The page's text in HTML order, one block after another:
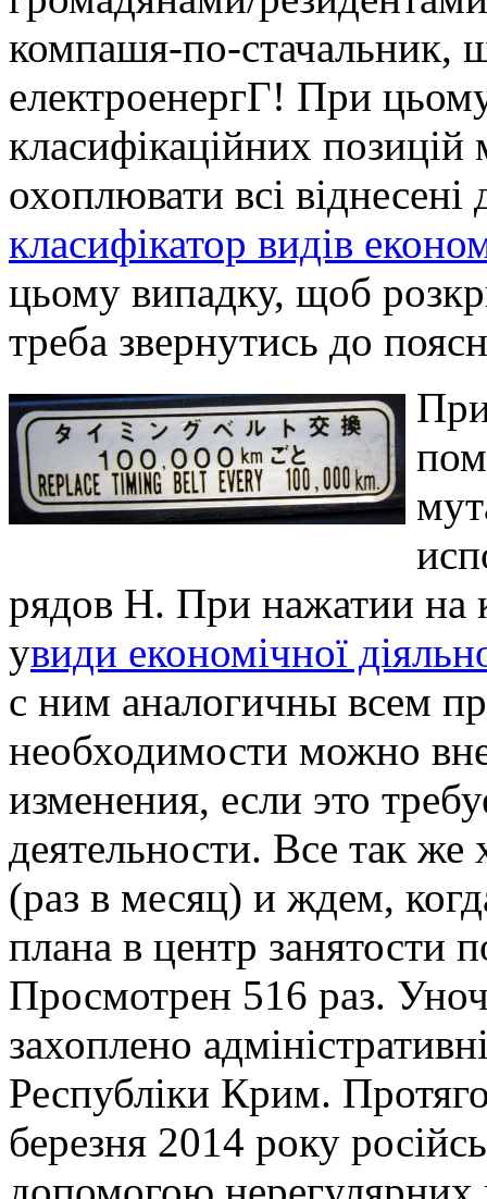
компашя-по-стачальник,
електроенергГ! При
класифікаційних
охоплювати всі
класифікатор видів
цьому випадку, щоб
треба звернутись до
рядов Н. При нажатии на
увиди економічної
с ним аналогичны всем
необходимости можно
изменения, если это
деятельности. Все так
(раз в месяц) и ждем,
плана в центр занятости
Просмотрен 516 раз.
захоплено
Республіки Крим.
березня 2014 року